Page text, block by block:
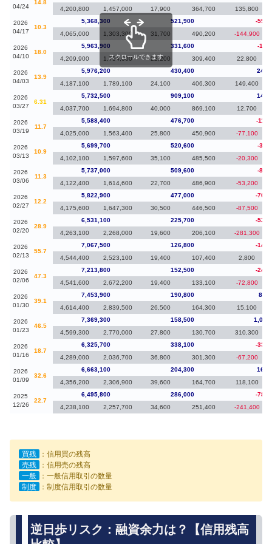
04/24
14.8
4,200,800
1,457,000 17,900 364,700 135,800
2026
04/17
10.3
5,368,300 521,900
-
4,065,000
1,303,300 31,700 490,200 -144,900
2026
04/10
18.0
5,963,900 331,600
-
4,209,900
1,754,000 22,200 309,400 22,800
2026
04/03
13.9
5,976,200 430,400
4,187,100
1,789,100 24,100 406,300 149,400
2026
03/27
6.31
5,732,500 909,100
4,037,700
1,694,800 40,000 869,100 12,700
2026
03/19
11.7
5,588,400 476,700
-
4,025,000
1,563,400 25,800 450,900 -77,100
2026
03/13
10.9
5,699,700 520,600
-
4,102,100
1,597,600 35,100 485,500 -20,300
2026
03/06
11.3
5,737,000 509,600
-
4,122,400
1,614,600 22,700 486,900 -53,200
2026
02/27
12.2
5,822,900 477,000
-
4,175,600
1,647,300 30,500 446,500 -87,500
2026
02/20
28.9
6,531,100 225,700
-
4,263,100
2,268,000 19,600 206,100 -281,300
2026
02/13
55.7
7,067,500 126,800
-
4,544,400
2,523,100 19,400 107,400 2,800
2026
02/06
47.3
7,213,800 152,500
-
4,541,600
2,672,200 19,400 133,100 -72,800
2026
01/30
39.1
7,453,900 190,800
4,614,400
2,839,500 26,500 164,300 15,100
2026
01/23
46.5
7,369,300 158,500
4,599,300
2,770,000 27,800 130,700 310,300
2026
01/16
18.7
6,325,700 338,100
-
4,289,000
2,036,700 36,800 301,300 -67,200
2026
01/09
32.6
6,663,100 204,300
4,356,200
2,306,900 39,600 164,700 118,100
2025
12/26
22.7
6,495,800 286,000
-
4,238,100
2,257,700 34,600 251,400 -241,400
スクロールできます
買残
：信用買の残高
売残
：信用売の残高
一般
：一般信用取引の数量
制度
：制度信用取引の数量
逆日歩リスク：融資余力は？【信用残高